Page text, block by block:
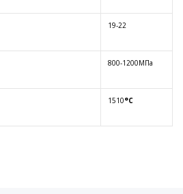
19-22
800-1200МПа
1510°C